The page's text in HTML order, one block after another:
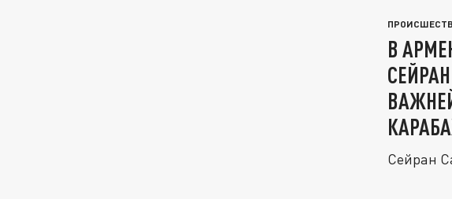
В
Сейран